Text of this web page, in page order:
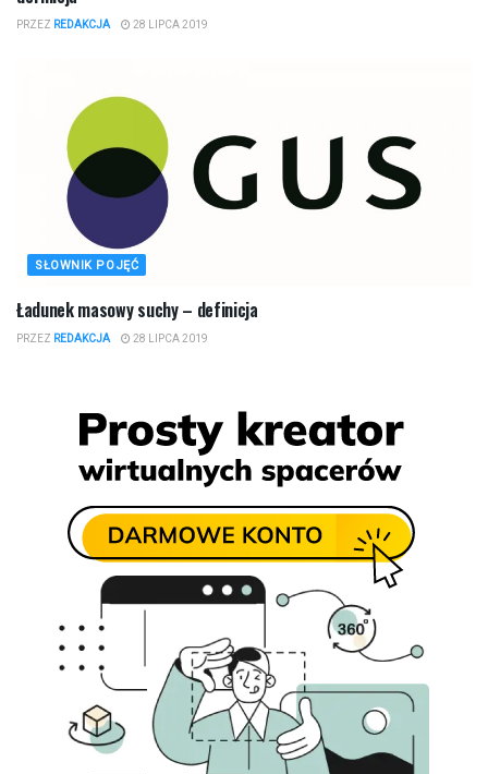
PRZEZ REDAKCJA 28 LIPCA 2019
SŁOWNIK POJĘĆ
Ładunek masowy suchy – definicja
PRZEZ REDAKCJA 28 LIPCA 2019